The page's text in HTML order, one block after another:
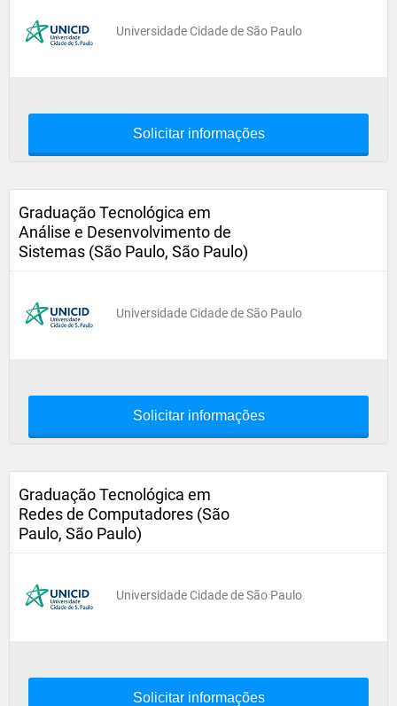
Universidade Cidade de São Paulo
Solicitar informações
Graduação Tecnológica em
Análise e Desenvolvimento de
Sistemas (São Paulo, São Paulo)
Universidade Cidade de São Paulo
Solicitar informações
Graduação Tecnológica em
Redes de Computadores (São
Paulo, São Paulo)
Universidade Cidade de São Paulo
Solicitar informações